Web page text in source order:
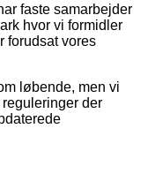
faste samarbejder
hvor vi formidler
forudsat vores
løbende, men vi
der